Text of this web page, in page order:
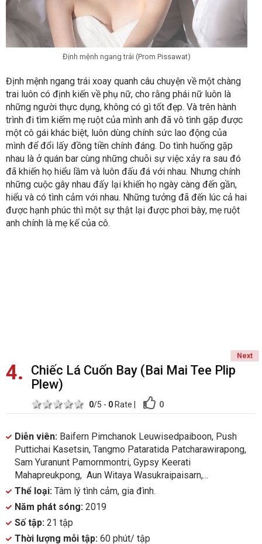
Định mệnh ngang trái (Prom Pissawat)
Định mệnh ngang trái xoay quanh câu chuyện về một chàng
trai luôn có định kiến về phụ nữ, cho rằng phái nữ luôn là
những người thực dụng, không có gì tốt đẹp. Và trên hành
trình đi tìm kiếm mẹ ruột của mình anh đã vô tình gặp được
một cô gái khác biệt, luôn dùng chính sức lao động của
mình để đổi lấy đồng tiền chính đáng. Do tình huống gặp
nhau là ở quán bar cùng những chuỗi sự việc xảy ra sau đó
đã khiến họ hiểu lầm và luôn đấu đá với nhau. Nhưng chính
những cuộc gây nhau đấy lại khiến họ ngày càng đến gần,
hiểu và có tình cảm với nhau. Những tưởng đã đến lúc cả hai
được hạnh phúc thì một sự thật lại được phơi bày, mẹ ruột
anh chính là mẹ kế của cô.
Next
4
Chiếc Lá Cuốn Bay (Bai Mai Tee Plip
Plew)
5 stars
4 stars
3 stars
2 stars
1 star 0/5 - 0Rate 0
Diễn viên: Baifern Pimchanok Leuwisedpaiboon, Push
Puttichai Kasetsin, Tangmo Pataratida Patcharawirapong,
Sam Yuranunt Pamornmontri, Gypsy Keerati
Mahapreukpong, Aun Witaya Wasukraipaisarn,...
Thể loại: Tâm lý tình cảm, gia đình.
Năm phát sóng: 2019
Số tập: 21 tập
Thời lượng mỗi tập: 60 phút/ tập